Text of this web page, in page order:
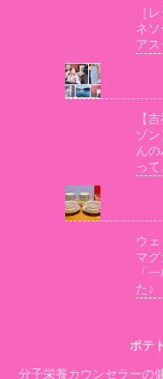
［
ネ
アス
【
ゾ
ん
っ
ウ
マ
「
た♪
ポテ
分子栄養カウンセラーの